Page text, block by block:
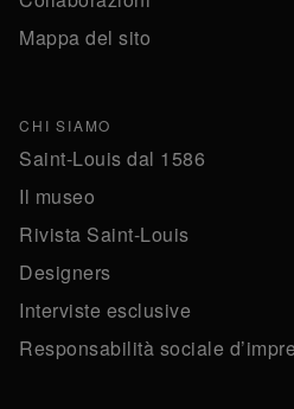
Mappa del sito
CHI SIAMO
Saint-Louis dal 1586
Il museo
Rivista Saint-Louis
Designers
Interviste esclusive
Responsabilità sociale